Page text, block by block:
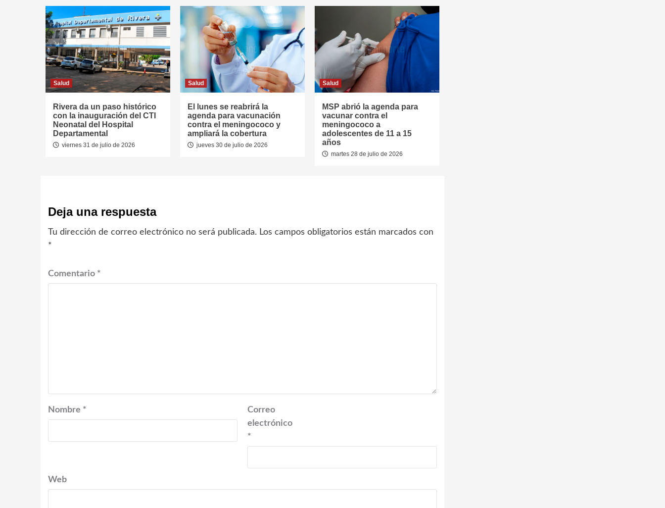
Salud
Rivera da un paso histórico
con la inauguración del CTI
Neonatal del Hospital
Departamental
viernes 31 de julio de 2026
Salud
El lunes se reabrirá la
agenda para vacunación
contra el meningococo y
ampliará la cobertura
jueves 30 de julio de 2026
Salud
MSP abrió la agenda para
vacunar contra el
meningococo a
adolescentes de 11 a 15
años
martes 28 de julio de 2026
Deja una respuesta
Tu dirección de correo electrónico no será publicada. Los campos obligatorios están marcados con
*
Comentario *
Nombre *
Correo
electrónico
*
Web